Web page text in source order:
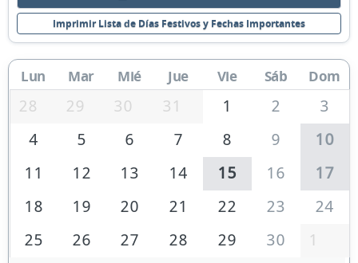
Imprimir Lista de Días Festivos y Fechas Importantes
Lun Mar Mié Jue Vie Sáb Dom
28 29 30 31 1 2
3
4
5 6 7 8 9
10
11
12 13 14 15 16
17
18
19 20 21 22 23
24
25
26 27 28 29 30 1